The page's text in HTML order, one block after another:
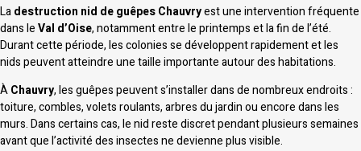
Ladestruction nid de guêpes Chauvryest une intervention fréquente
dans leVal d’Oise, notamment entre le printemps et la fin de l’été.
Durant cette période, les colonies se développent rapidement et les
nids peuvent atteindre une taille importante autour des habitations.
ÀChauvry, les guêpes peuvent s’installer dans de nombreux endroits :
toiture, combles, volets roulants, arbres du jardin ou encore dans les
murs. Dans certains cas, le nid reste discret pendant plusieurs semaines
avant que l’activité des insectes ne devienne plus visible.